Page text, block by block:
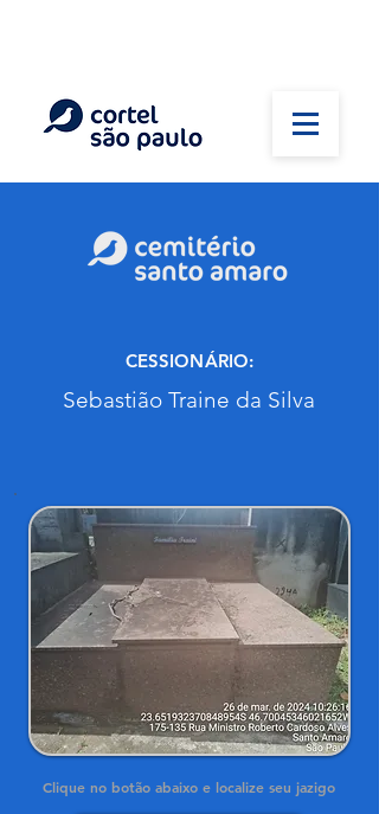
CESSIONÁRIO:
Sebastião Traine da Silva
Clique no botão abaixo e localize seu jazigo